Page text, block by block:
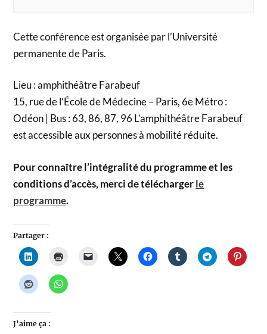
Cette conférence est organisée par l’Université
permanente de Paris.
Lieu : amphithéâtre Farabeuf
15, rue de l’École de Médecine – Paris, 6e Métro :
Odéon | Bus : 63, 86, 87, 96 L’amphithéâtre Farabeuf
est accessible aux personnes à mobilité réduite.
Pour connaître l’intégralité du programme et les
conditions d’accès, merci de téléchargerle
programme.
Partager :
J’aime ça :